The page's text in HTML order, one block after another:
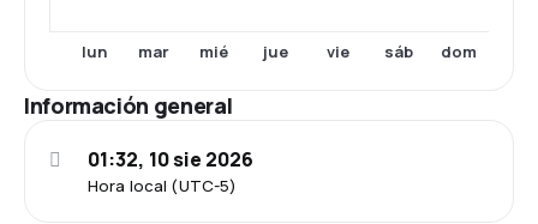
lun mar mié jue vie sáb dom
Información general
Hora local (UTC-5)
01:32, 10 sie 2026